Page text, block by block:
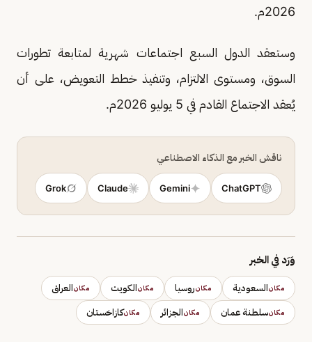
2026م.
وستعقد الدول السبع اجتماعات شهرية لمتابعة تطورات
السوق، ومستوى الالتزام، وتنفيذ خطط التعويض، على أن
يُعقد الاجتماع القادم في 5 يوليو 2026م.
ناقش الخبر مع الذكاء الاصطناعي
ChatGPT
Gemini
Claude
Grok
وَرَد في الخبر
مكانالسعودية مكانروسيا مكانالكويت مكانالعراق
مكانسلطنة عمان مكانالجزائر مكانكازاخستان